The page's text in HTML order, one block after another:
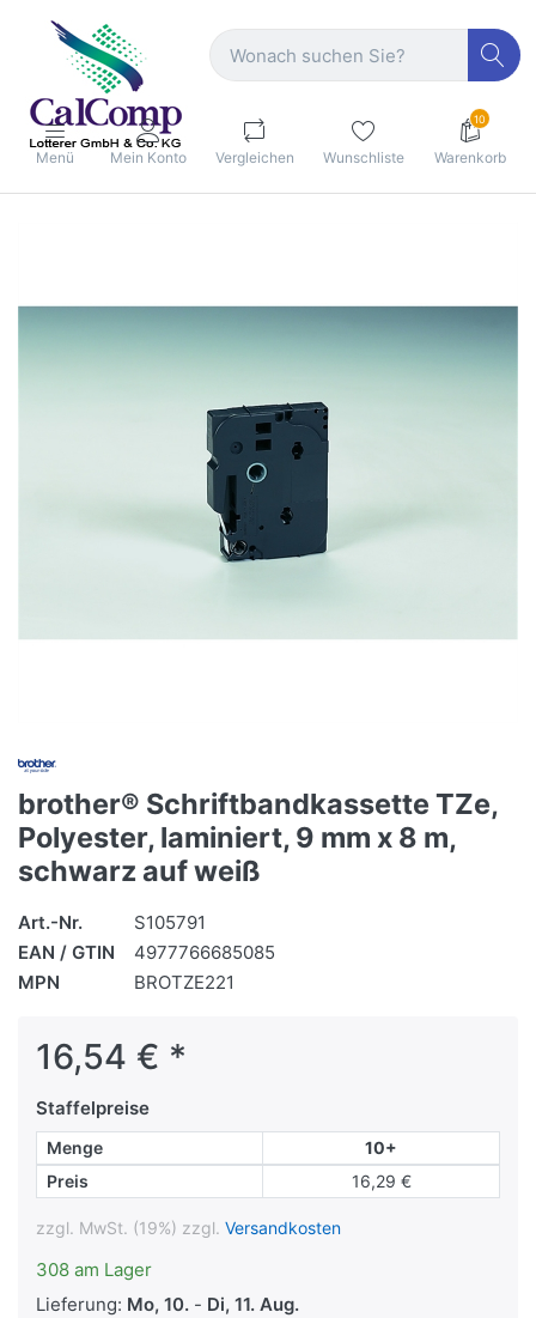
Menü Mein Konto Vergleichen Wunschliste
10
Warenkorb
brother® Schriftbandkassette TZe,
Polyester, laminiert, 9 mm x 8 m,
schwarz auf weiß
Art.-Nr.
S105791
EAN / GTIN
4977766685085
MPN
BROTZE221
16,54 € *
Staffelpreise
Menge
10+
Preis
16,29 €
zzgl. MwSt. (19%) zzgl. Versandkosten
308 am Lager
Lieferung: Mo, 10. - Di, 11. Aug.